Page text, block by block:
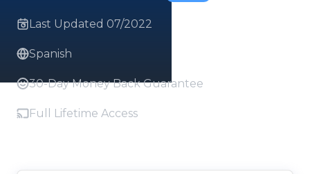
Last Updated 07/2022
Spanish
30-Day Money Back Guarantee
Full Lifetime Access